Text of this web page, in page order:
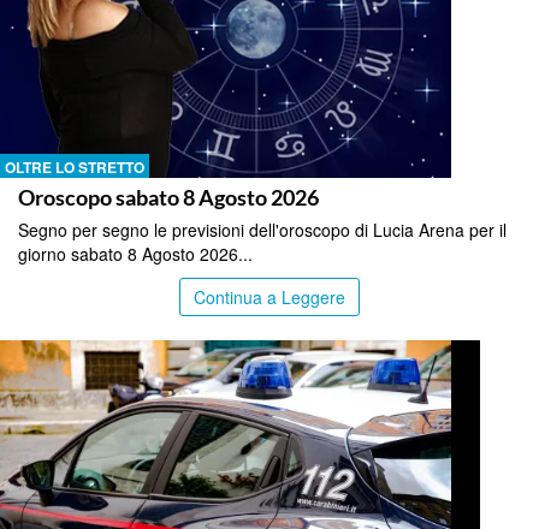
OLTRE LO STRETTO
Oroscopo sabato 8 Agosto 2026
Segno per segno le previsioni dell'oroscopo di Lucia Arena per il
giorno sabato 8 Agosto 2026...
Continua a Leggere